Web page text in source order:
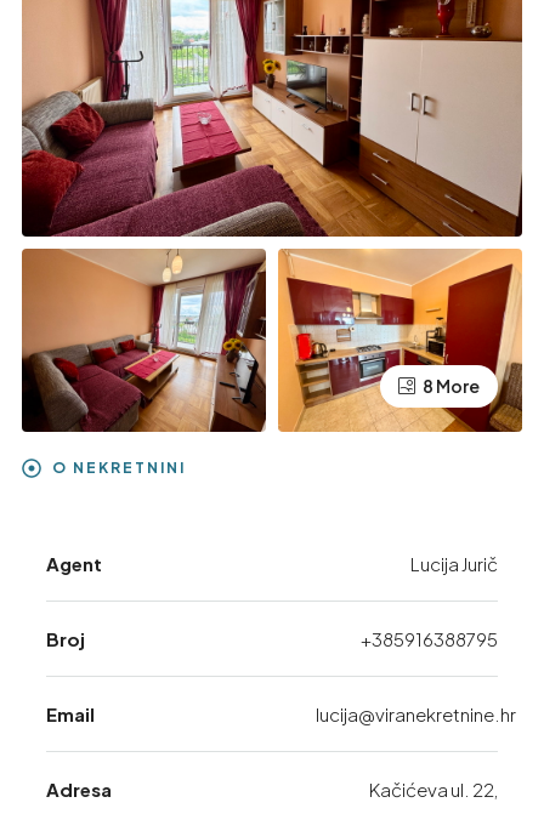
8 More
O NEKRETNINI
Agent Lucija Jurič
Broj +385916388795
Email lucija@viranekretnine.hr
Adresa Kačićeva ul. 22,